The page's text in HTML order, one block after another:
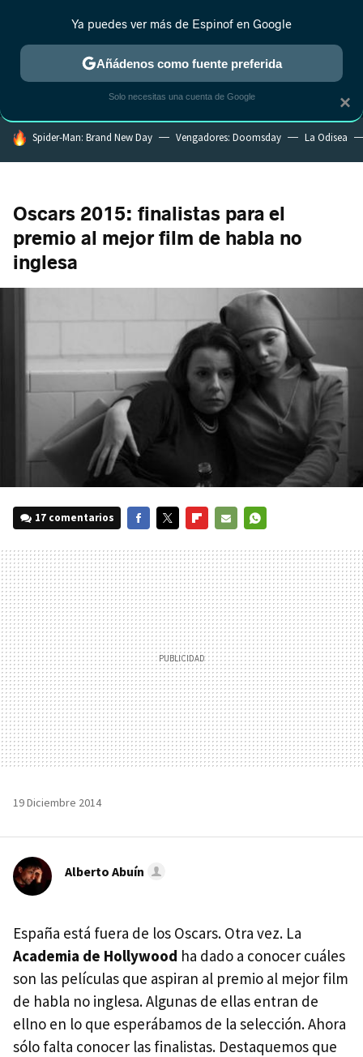
MENÚ NUEVO
ESTRENOS REALITY ANIME RANKINGS CINE
HOY SE HABLA DE
Spider-Man: Brand New Day Vengadores: Doomsday La Odisea
Oscars 2015: finalistas para el
premio al mejor film de habla no
inglesa
17 comentarios
MAIL
19 Diciembre 2014
Alberto Abuín
España está fuera de los Oscars. Otra vez. La
Academia de Hollywood ha dado a conocer cuáles
son las películas que aspiran al premio al mejor film
de habla no inglesa. Algunas de ellas entran de
ellno en lo que esperábamos de la selección. Ahora
sólo falta conocer las finalistas. Destaquemos que
×
Ya puedes ver más de Espinof en Google
Añádenos como fuente preferida
Solo necesitas una cuenta de Google